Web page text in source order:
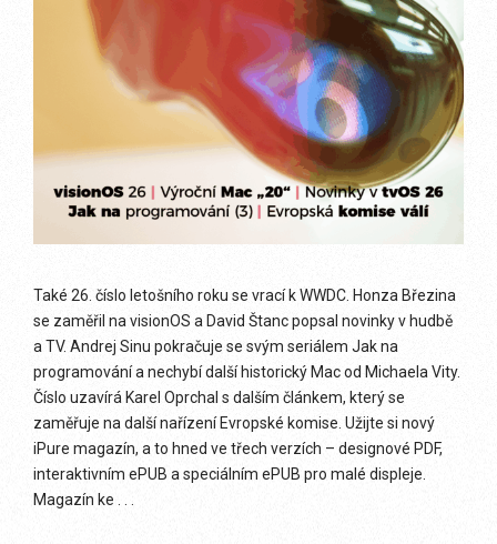
Také 26. číslo letošního roku se vrací k WWDC. Honza Březina
se zaměřil na visionOS a David Štanc popsal novinky v hudbě
a TV. Andrej Sinu pokračuje se svým seriálem Jak na
programování a nechybí další historický Mac od Michaela Vity.
Číslo uzavírá Karel Oprchal s dalším článkem, který se
zaměřuje na další nařízení Evropské komise. Užijte si nový
iPure magazín, a to hned ve třech verzích – designové PDF,
interaktivním ePUB a speciálním ePUB pro malé displeje.
Magazín ke . . .